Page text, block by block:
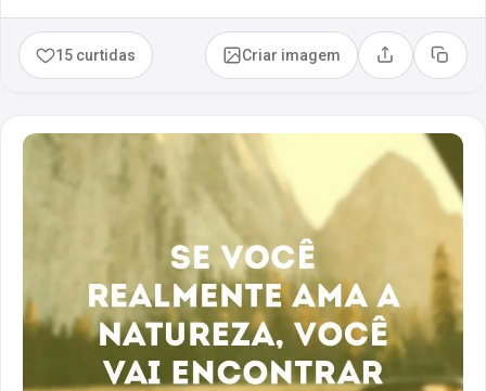
15 curtidas Criar imagem Compartilhar
Copiar